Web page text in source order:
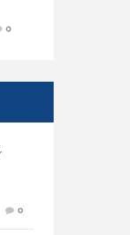
0
0